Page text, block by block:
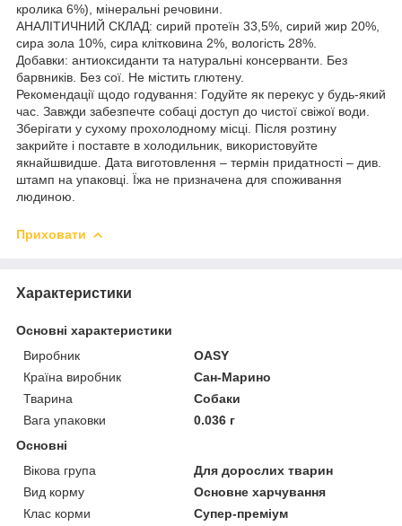
кролика 6%), мінеральні речовини.
АНАЛІТИЧНИЙ СКЛАД: сирий протеїн 33,5%, сирий жир 20%,
сира зола 10%, сира клітковина 2%, вологість 28%.
Добавки: антиоксиданти та натуральні консерванти. Без
барвників. Без сої. Не містить глютену.
Рекомендації щодо годування: Годуйте як перекус у будь-який
час. Завжди забезпечте собаці доступ до чистої свіжої води.
Зберігати у сухому прохолодному місці. Після розтину
закрийте і поставте в холодильник, використовуйте
якнайшвидше. Дата виготовлення – термін придатності – див.
штамп на упаковці. Їжа не призначена для споживання
людиною.
Приховати
Характеристики
Основні характеристики
Виробник
OASY
Країна виробник
Сан-Марино
Тварина
Собаки
Вага упаковки
0.036 г
Основні
Вікова група
Для дорослих тварин
Вид корму
Основне харчування
Клас корми
Супер-преміум